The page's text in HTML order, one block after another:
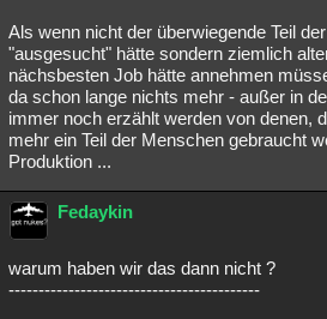
Als wenn nicht der überwiegende Teil
"ausgesucht" hätte sondern ziemlich
nächsbesten Job hätte annehmen
da schon lange nichts mehr - außer in
immer noch erzählt werden von denen,
mehr ein Teil der Menschen gebraucht
Produktion ...
Fedaykin
warum haben wir das dann nicht ?
------------------------------------------